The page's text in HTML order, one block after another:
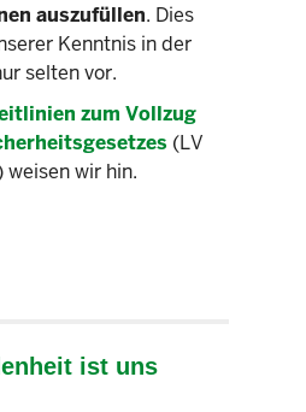
auszufüllen. Dies
Kenntnis in der
selten vor.
zum Vollzug
(LV
wir hin.